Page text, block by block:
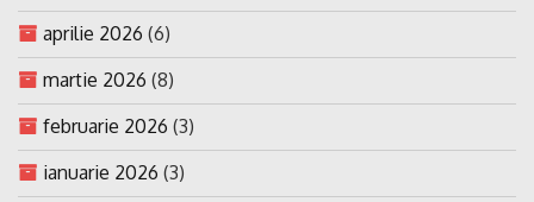
aprilie 2026 (6)
martie 2026 (8)
februarie 2026 (3)
ianuarie 2026 (3)